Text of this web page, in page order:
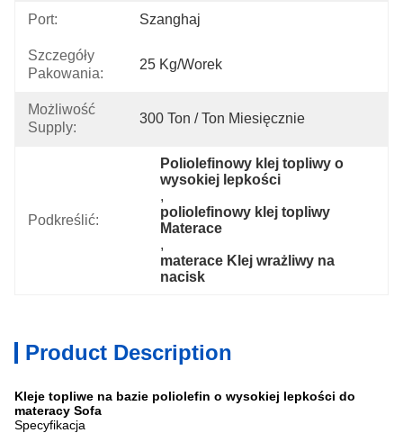
Port: Szanghaj
Szczegóły
Pakowania:
25 Kg/worek
Możliwość
Supply:
300 Ton / Ton Miesięcznie
Podkreślić:
Poliolefinowy klej topliwy o
wysokiej lepkości
,
poliolefinowy klej topliwy
Materace
,
materace Klej wrażliwy na
nacisk
Product Description
Kleje topliwe na bazie poliolefin o wysokiej lepkości do
materacy Sofa
Specyfikacja